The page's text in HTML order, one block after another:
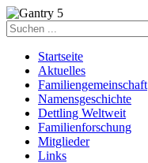
Startseite
Aktuelles
Familiengemeinschaft
Namensgeschichte
Dettling Weltweit
Familienforschung
Mitglieder
Links